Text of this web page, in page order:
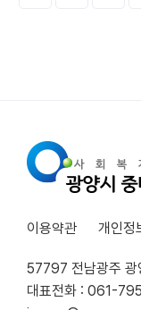
이용약관 개인정
57797 전남광주
대표전화 : 061-